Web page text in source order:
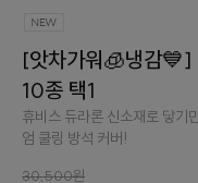
[앗차가워🧊냉감💙]
10종 택1
휴비스 듀라론 신소재로 닿기
엄 쿨링 방석 커버!
30,500원